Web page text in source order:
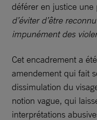
déférer en justice une
d’éviter d’être
impunément des
Cet encadrement a
amendement qui fait
dissimulation du
notion vague, qui
interprétations